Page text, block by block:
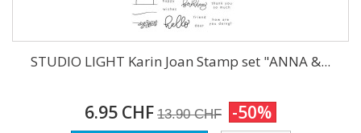
STUDIO LIGHT Karin Joan Stamp set "ANNA &...
6.95 CHF 13.90 CHF -50%